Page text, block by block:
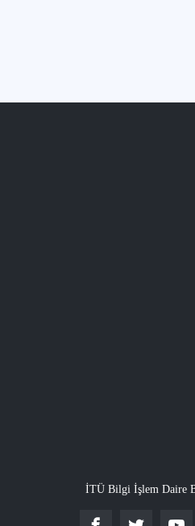
İTÜ Bilgi İşlem Daire